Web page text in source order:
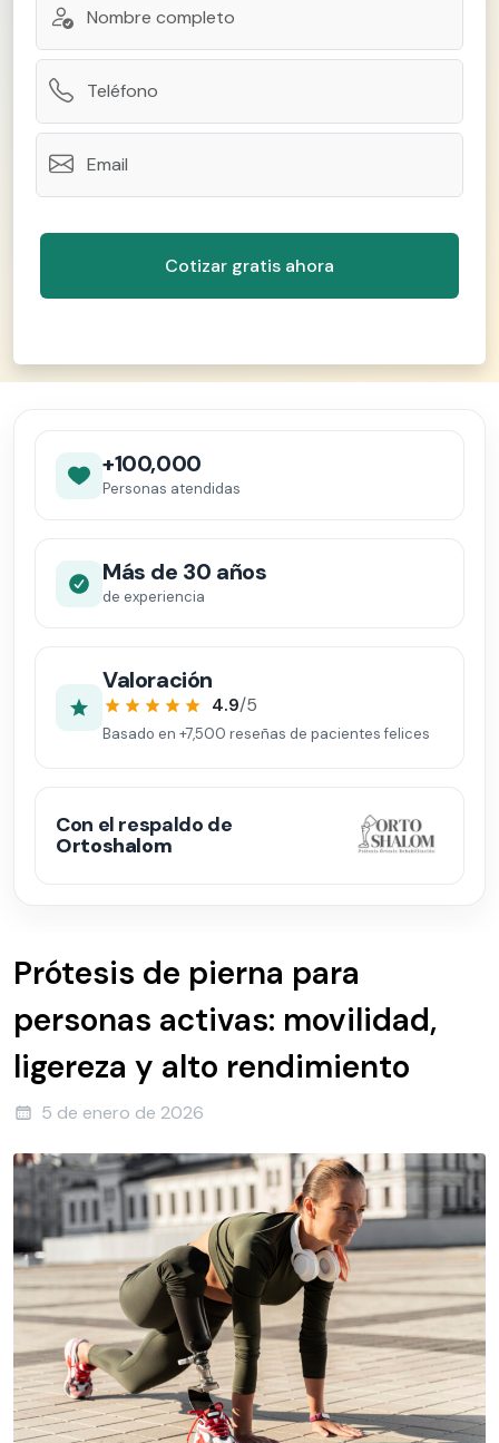
+100,000
Personas atendidas
Más de 30 años
de experiencia
Valoración
4.9/5
Basado en +7,500 reseñas de pacientes felices
Con el respaldo de
Ortoshalom
Prótesis de pierna para
personas activas: movilidad,
ligereza y alto rendimiento
5 de enero de 2026